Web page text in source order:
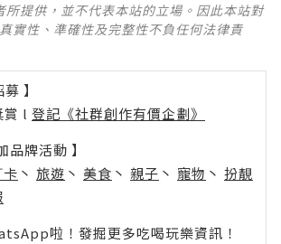
所提供，並不代表本站的立場。因此本站對
實性、準確性及完整性不負任何法律責
】
賞 l 登記《社群創作有價企劃》
品牌活動 】
丶 旅遊 丶 美食 丶 親子 丶 寵物 丶 扮靚
啦！發掘更多吃喝玩樂資訊！